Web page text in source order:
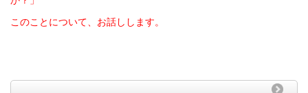
このことについて、お話しします。